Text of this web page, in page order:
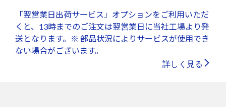
「翌営業日出荷サービス」オプションをご利用いただ
くと、13時までのご注文は翌営業日に当社工場より発
送となります。※ 部品状況によりサービスが使用でき
ない場合がございます。
詳しく見る